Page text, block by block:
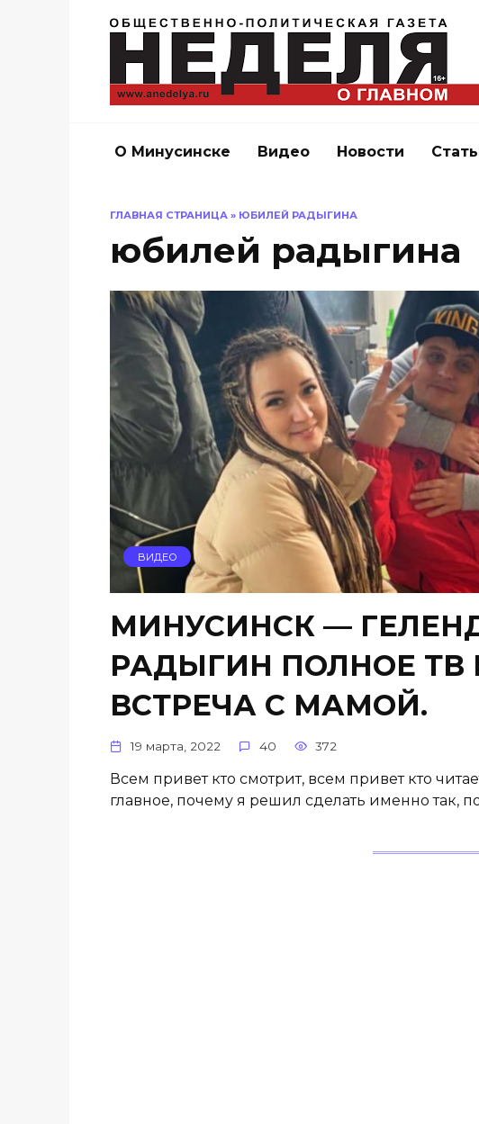
О Минусинске Видео Новости
ГЛАВНАЯ СТРАНИЦА » ЮБИЛЕЙ РАДЫГИНА
юбилей радыгина
ВИДЕО
МИНУСИНСК —
РАДЫГИН ПОЛНОЕ ТВ
ВСТРЕЧА С МАМОЙ.
19 марта, 2022 40 372
Всем привет кто смотрит, всем привет кто
главное, почему я решил сделать именно так,